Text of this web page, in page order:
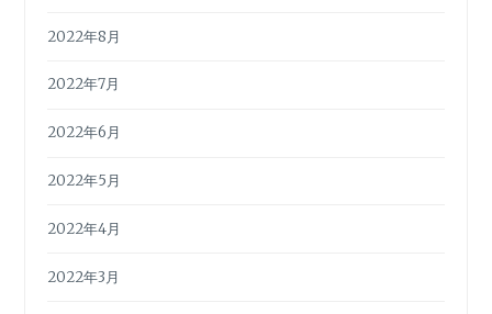
2022年8月
2022年7月
2022年6月
2022年5月
2022年4月
2022年3月